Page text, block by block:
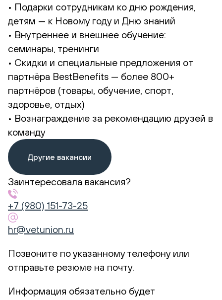
• Подарки сотрудникам ко дню рождения,
детям — к Новому году и Дню знаний
• Внутреннее и внешнее обучение:
семинары, тренинги
• Скидки и специальные предложения от
партнёра BestBenefits — более 800+
партнёров (товары, обучение, спорт,
здоровье, отдых)
• Вознаграждение за рекомендацию друзей в
команду
Другие вакансии
Заинтересовала вакансия?
+7 (980) 151-73-25
hr@vetunion.ru
Позвоните по указанному телефону или
отправьте резюме на почту.
Информация обязательно будет